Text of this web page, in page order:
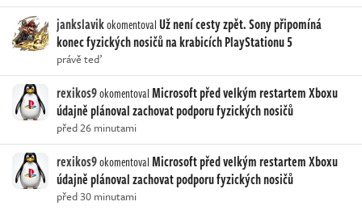
jankslavikokomentovalUž není cesty zpět. Sony připomíná
konec fyzických nosičů na krabicích PlayStationu 5
právě teď
rexikos9okomentovalMicrosoft před velkým restartem Xboxu
údajně plánoval zachovat podporu fyzických nosičů
před 26 minutami
rexikos9okomentovalMicrosoft před velkým restartem Xboxu
údajně plánoval zachovat podporu fyzických nosičů
před 30 minutami